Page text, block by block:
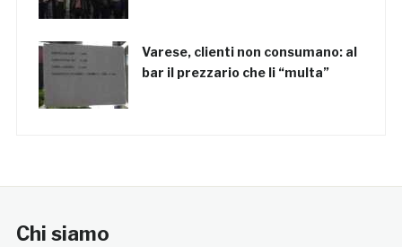
Varese, clienti non consumano: al
bar il prezzario che li “multa”
Chi siamo